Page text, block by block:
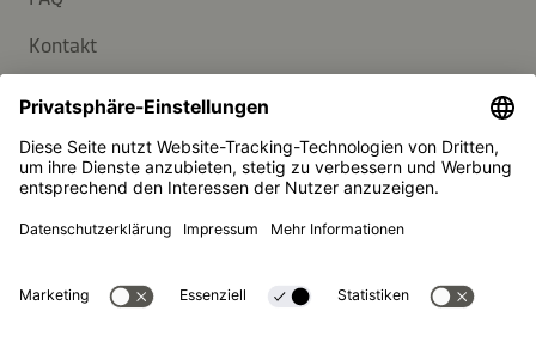
Kontakt
Newsletter
Presse
Kikkoman ist ein eingetragenes Warenzeichen der Kikkoman
© Kikkoman Trading Europe GmbH 2023 – 2026
Theodorstraße 180, 40472 Düsseldorf, Germany